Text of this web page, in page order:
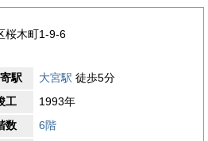
桜木町1-9-6
駅 大宮駅 徒歩5分
工
1993年
数
6階